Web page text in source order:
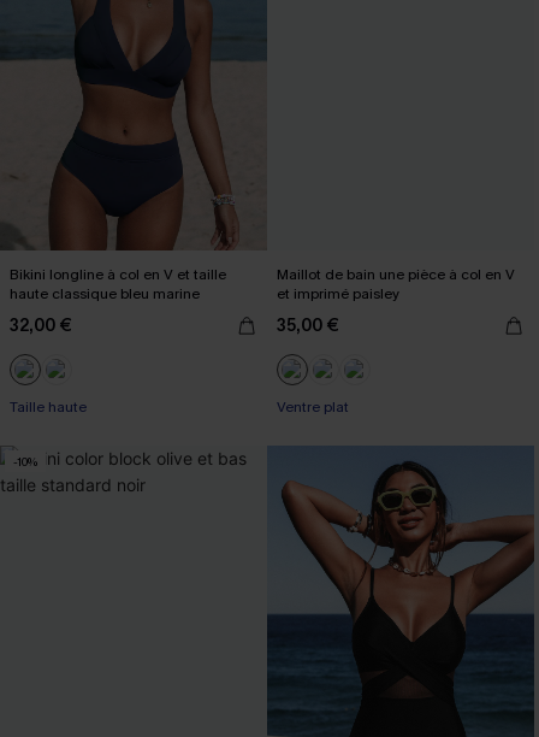
Bikini longline à col en V et taille
haute classique bleu marine
32,00 €
Taille haute
Maillot de bain une pièce à col en V
et imprimé paisley
35,00 €
Ventre plat
-10%